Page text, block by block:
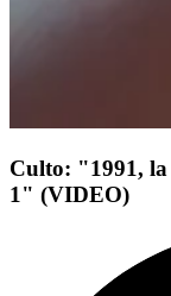
Culto: "1991,
1" (VIDEO)